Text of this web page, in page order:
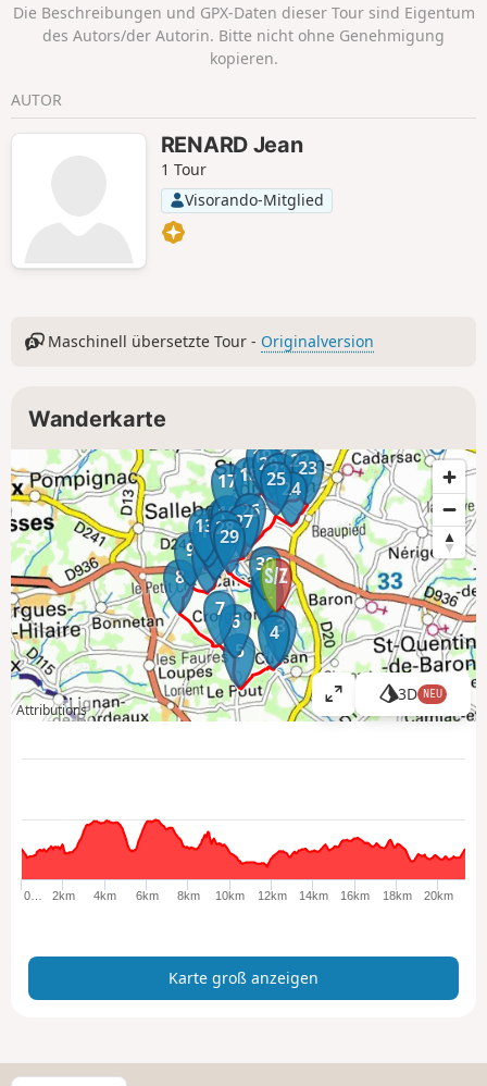
Die Beschreibungen und GPX-Daten dieser Tour sind Eigentum
des Autors/der Autorin. Bitte nicht ohne Genehmigung
kopieren.
AUTOR
RENARD Jean
1 Tour
Visorando-Mitglied
Maschinell übersetzte Tour - Originalversion
Wanderkarte
1
2
3
4
5
6
7
8
910
11
12
1314
15
16
1718
19
20212223
24
25
26
27
28
29
30
Attributions
K
a
g
r
ß
z
i
n
3D NEU
0… 2km 4km 6km 8km 10km 12km 14km 16km 18km 20km
Karte groß anzeigen